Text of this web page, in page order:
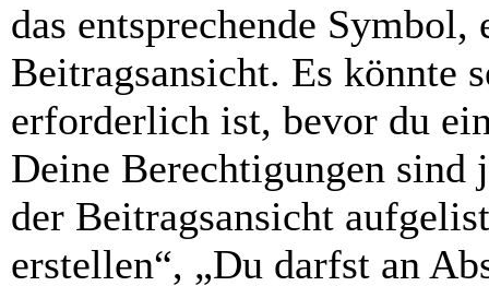
das entsprechende
Beitragsansicht. Es könnte
erforderlich ist, bevor du
Deine Berechtigungen sind
der Beitragsansicht
erstellen“, „Du darfst an